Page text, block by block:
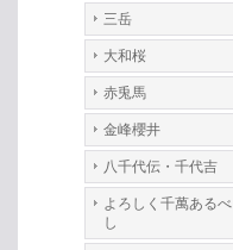
三岳
大和桜
赤兎馬
金峰櫻井
八千代伝・千代吉
よろしく千萬あるべ
し